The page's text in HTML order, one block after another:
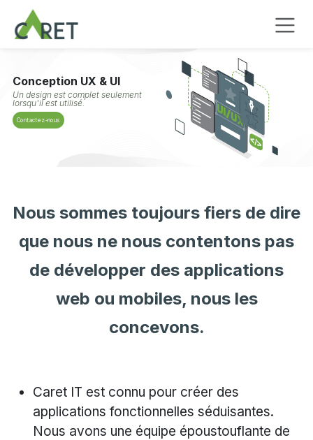
Se rendre au contenu
Conception UX & UI
Un design est complet seulement
lorsqu'il est utilisé.
Contactez-nous
Nous sommes toujours fiers de dire
que nous ne nous contentons pas
de développer des applications
web ou mobiles, nous les
concevons.
Caret IT est connu pour créer des
applications fonctionnelles séduisantes.
Nous avons une équipe époustouflante de